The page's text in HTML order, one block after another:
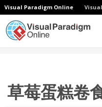
Visual Paradigm Online
草莓蛋糕卷